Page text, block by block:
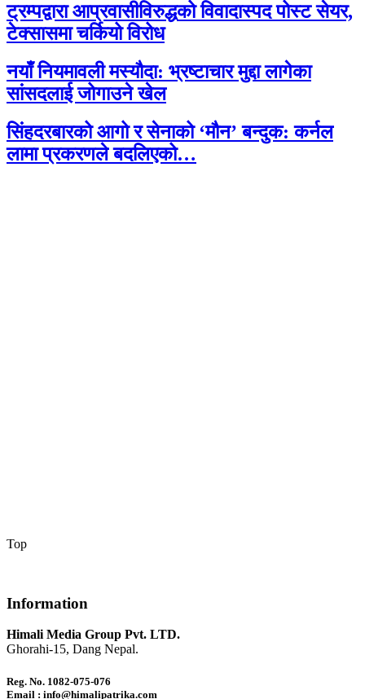
ट्रम्पद्वारा आप्रवासीविरुद्धको विवादास्पद पोस्ट सेयर,
टेक्सासमा चर्कियो विरोध
नयाँ नियमावली मस्यौदा: भ्रष्टाचार मुद्दा लागेका
सांसदलाई जोगाउने खेल
सिंहदरबारको आगो र सेनाको ‘मौन’ बन्दुक: कर्नल
लामा प्रकरणले बदलिएको…
Top
Information
Himali Media Group Pvt. LTD.
Ghorahi-15, Dang Nepal.
Reg. No. 1082-075-076
Email : info@himalipatrika.com